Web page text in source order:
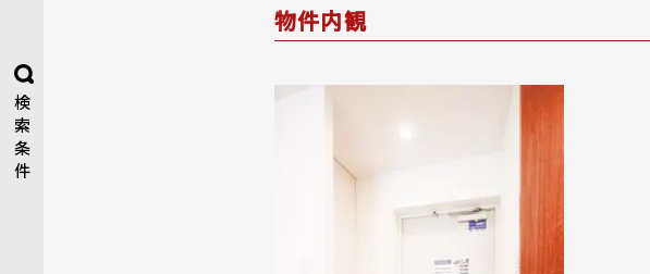
検
索
条
件
物件内観